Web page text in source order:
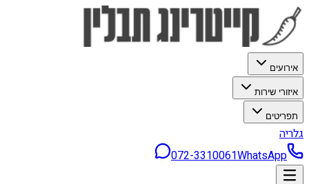
אירועים
איזורי שירות
תפריטים
גלריה
072-3310061WhatsApp